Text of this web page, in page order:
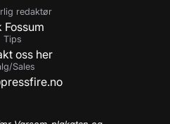
redaktør
Fossum
Tips
oss her
Sales